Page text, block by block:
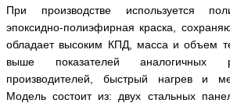
При производстве используется
эпоксидно-полиэфирная краска,
обладает высоким КПД, масса и объем
выше показателей аналогичных
производителей, быстрый нагрев и
Модель состоит из: двух стальных